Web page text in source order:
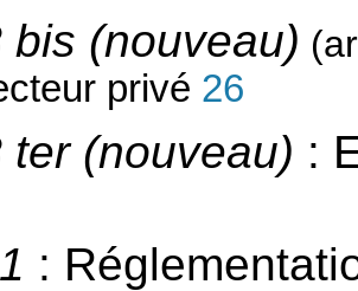
bis (nouveau)
privé 26
ter (nouveau) :
: